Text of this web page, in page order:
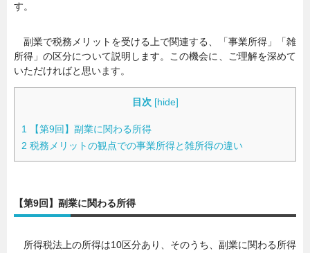
す。
副業で税務メリットを受ける上で関連する、「事業所得」「雑
所得」の区分について説明します。この機会に、ご理解を深めて
いただければと思います。
目次 [hide]
1 【第9回】副業に関わる所得
2 税務メリットの観点での事業所得と雑所得の違い
【第9回】副業に関わる所得
所得税法上の所得は10区分あり、そのうち、副業に関わる所得